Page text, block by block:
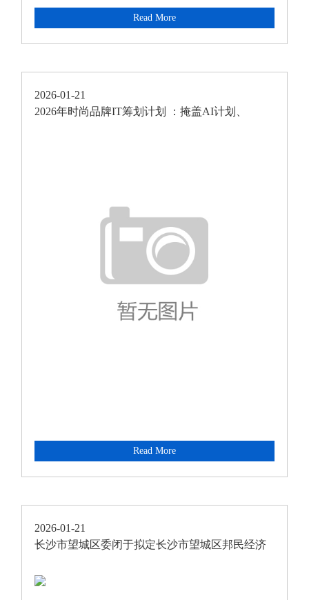
Read More
2026-01-21
2026年时尚品牌IT筹划计划 ：掩盖AI计划、
Read More
2026-01-21
长沙市望城区委闭于拟定长沙市望城区邦民经济